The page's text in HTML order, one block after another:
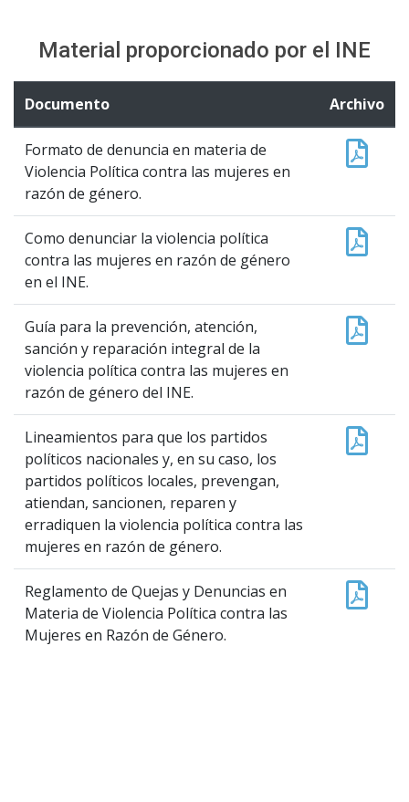
Material proporcionado por el INE
Documento Archivo
Formato de denuncia en materia de
Violencia Política contra las mujeres en
razón de género.
Como denunciar la violencia política
contra las mujeres en razón de género
en el INE.
Guía para la prevención, atención,
sanción y reparación integral de la
violencia política contra las mujeres en
razón de género del INE.
Lineamientos para que los partidos
políticos nacionales y, en su caso, los
partidos políticos locales, prevengan,
atiendan, sancionen, reparen y
erradiquen la violencia política contra las
mujeres en razón de género.
Reglamento de Quejas y Denuncias en
Materia de Violencia Política contra las
Mujeres en Razón de Género.